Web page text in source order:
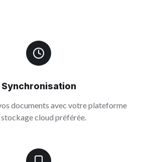
Synchronisation
documents avec votre plateforme
cloud préférée.